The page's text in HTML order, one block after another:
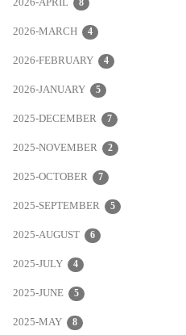
2026-MARCH 4
2026-FEBRUARY 4
2026-JANUARY 5
2025-DECEMBER 7
2025-NOVEMBER 2
2025-OCTOBER 7
2025-SEPTEMBER 5
2025-AUGUST 6
2025-JULY 4
2025-JUNE 5
2025-MAY 8